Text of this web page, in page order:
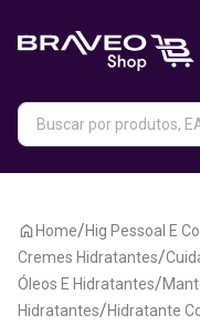
Home/Hig Pessoal E
Cremes Hidratantes/
Óleos E Hidratantes/
Hidratantes/Hidratante